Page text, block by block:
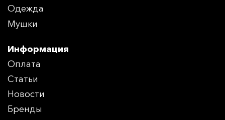
Одежда
Мушки
Информация
Оплата
Статьи
Новости
Бренды